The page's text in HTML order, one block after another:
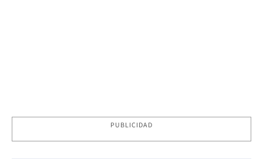
PUBLICIDAD